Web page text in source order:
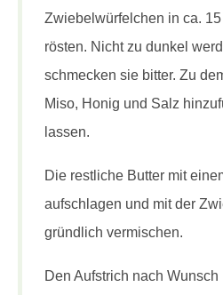
Zwiebelwürfelchen in ca.
rösten. Nicht zu dunkel
schmecken sie bitter. Zu
Miso, Honig und Salz
lassen.
Die restliche Butter mit
aufschlagen und mit der
gründlich vermischen.
Den Aufstrich nach